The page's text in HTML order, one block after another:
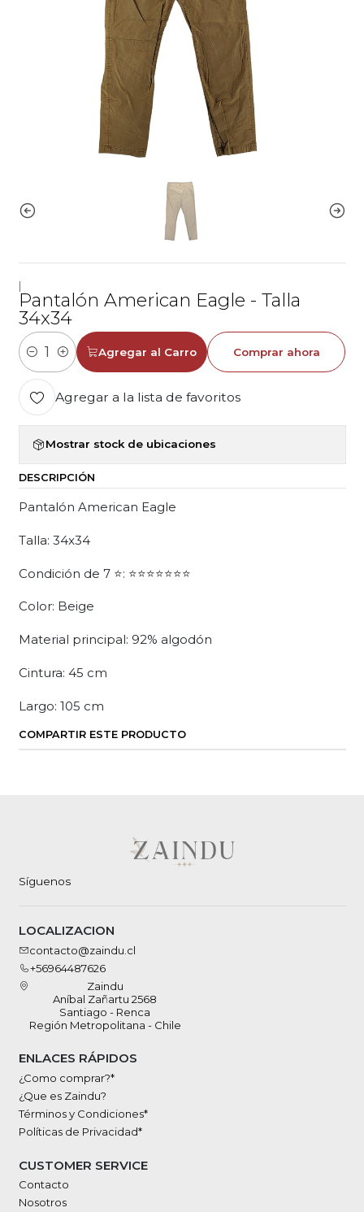
Pantalón American Eagle - Talla
34x34
Cantidad
Agregar al Carro Comprar ahora
Agregar a la lista de favoritos
Mostrar stock de ubicaciones
DESCRIPCIÓN
Pantalón American Eagle
Talla: 34x34
Condición de 7 ⭐: ⭐⭐⭐⭐⭐⭐⭐
Color: Beige
Material principal: 92% algodón
Cintura: 45 cm
Largo: 105 cm
COMPARTIR ESTE PRODUCTO
Síguenos
LOCALIZACION
contacto@zaindu.cl
+56964487626
Zaindu
Aníbal Zañartu 2568
Santiago - Renca
Región Metropolitana - Chile
ENLACES RÁPIDOS
¿Como comprar?*
¿Que es Zaindu?
Términos y Condiciones*
Políticas de Privacidad*
CUSTOMER SERVICE
Contacto
Nosotros